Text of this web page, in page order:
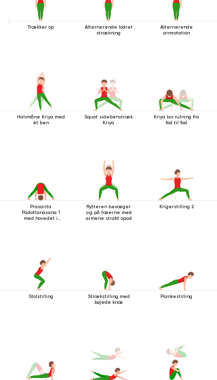
Trækker op
Alternerende lodret
strækning
Alternerende
armrotation
Halvmåne Kriya med
ét ben
Squat sidebenstræk
Kriya
Kriya lav rulning fra
fod til fod
Prasarita
Padottanasana 1
med hovedet i
Rytteren bevæger
sig på tæerne med
armene strakt opad
Krigerstilling 2
Stolstilling
Strækstilling med
bøjede knæ
Plankestilling